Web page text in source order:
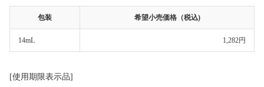
包装 希望小売価格（税込)
14mL 1,282円
[使用期限表示品]